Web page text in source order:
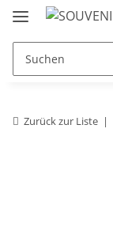
Zurück zur Liste